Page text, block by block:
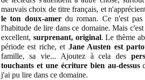
mauvais choix de titre français, et
le ton doux-amerdu roman. Ce n'est
l'habitude de lire dans ce domaine. Mais
excellent, surprenant, original. Le thème
période est riche, et Jane Austen est
famille, sa vie... Ajoutez à cela des
touchants et une écriture bien au-dessus
j'ai pu lire dans ce domaine.